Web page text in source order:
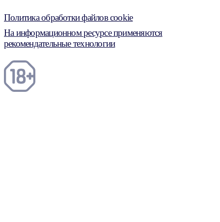
Политика обработки файлов cookie
На информационном ресурсе применяются
рекомендательные технологии